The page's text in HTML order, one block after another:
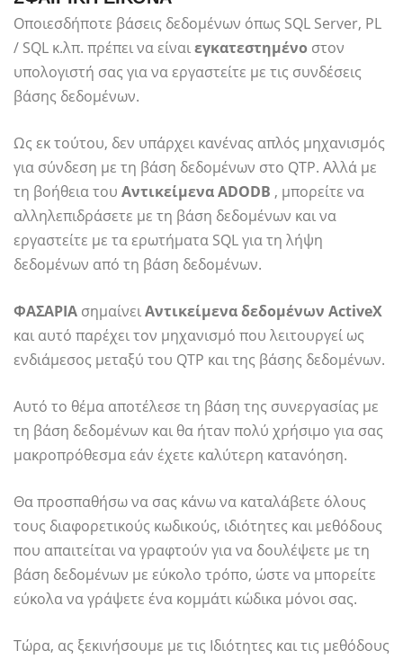
Οποιεσδήποτε βάσεις δεδομένων όπως SQL Server, PL
/ SQL κ.λπ. πρέπει να είναιεγκατεστημένο στον
υπολογιστή σας για να εργαστείτε με τις συνδέσεις
βάσης δεδομένων.
Ως εκ τούτου, δεν υπάρχει κανένας απλός μηχανισμός
για σύνδεση με τη βάση δεδομένων στο QTP. Αλλά με
τη βοήθεια του Αντικείμενα ADODB , μπορείτε να
αλληλεπιδράσετε με τη βάση δεδομένων και να
εργαστείτε με τα ερωτήματα SQL για τη λήψη
δεδομένων από τη βάση δεδομένων.
ΦΑΣΑΡΙΑ σημαίνειΑντικείμενα δεδομένων ActiveX
και αυτό παρέχει τον μηχανισμό που λειτουργεί ως
ενδιάμεσος μεταξύ του QTP και της βάσης δεδομένων.
Αυτό το θέμα αποτέλεσε τη βάση της συνεργασίας με
τη βάση δεδομένων και θα ήταν πολύ χρήσιμο για σας
μακροπρόθεσμα εάν έχετε καλύτερη κατανόηση.
Θα προσπαθήσω να σας κάνω να καταλάβετε όλους
τους διαφορετικούς κωδικούς, ιδιότητες και μεθόδους
που απαιτείται να γραφτούν για να δουλέψετε με τη
βάση δεδομένων με εύκολο τρόπο, ώστε να μπορείτε
εύκολα να γράψετε ένα κομμάτι κώδικα μόνοι σας.
Τώρα, ας ξεκινήσουμε με τις Ιδιότητες και τις μεθόδους